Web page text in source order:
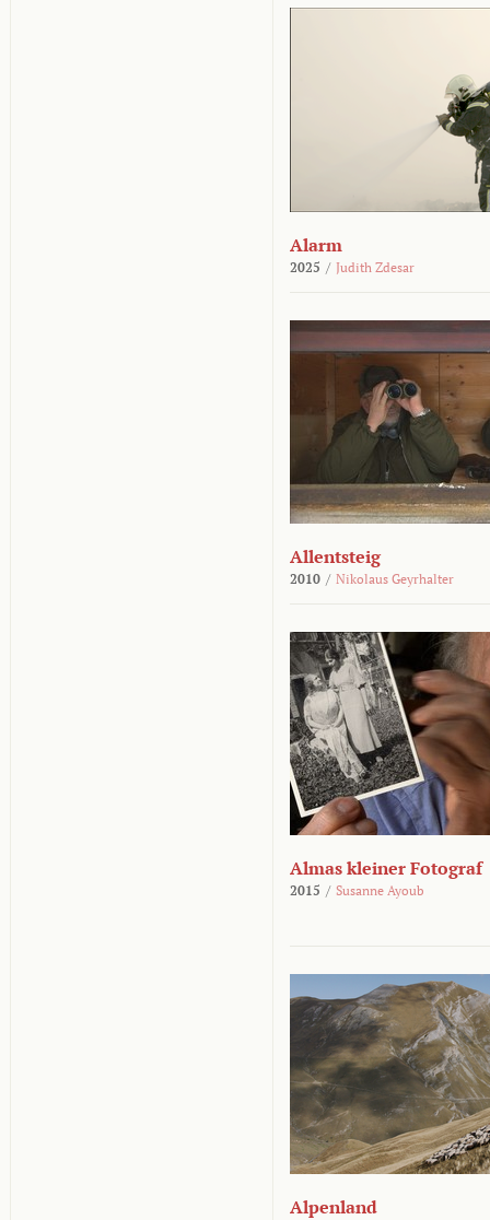
Alarm
2025 / Judith Zdesar
Allentsteig
2010 / Nikolaus Geyrhalter
Almas kleiner Fotograf
2015 / Susanne Ayoub
Alpenland